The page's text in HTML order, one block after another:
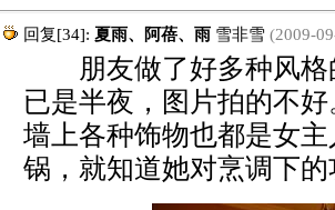
回复[34]: 夏雨、阿蓓、雨 雪非雪(2009-
朋友做了好多种风格
已是半夜，图片拍的不
墙上各种饰物也都是女
锅，就知道她对烹调下的